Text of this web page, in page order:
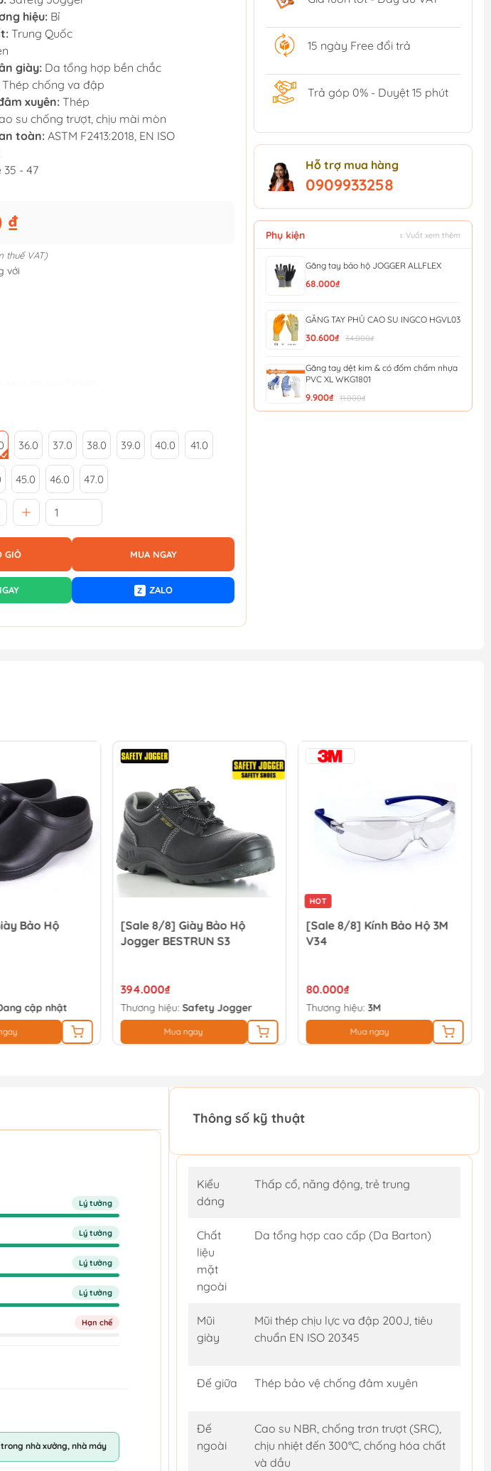
hiệu: Bỉ
Trung Quốc
giày: Da tổng hợp bền chắc
Thép chống va đập
xuyên: Thép
su chống trượt, chịu mài mòn
toàn:ASTM F2413:2018, EN ISO
35 - 47
₫
thuế VAT)
với
36.0 37.0 38.0 39.0 40.0 41.0
45.0 46.0 47.0
GIỎ MUA NGAY
Z ZALO
15 ngày Free đổi trả
Trả góp 0% - Duyệt 15 phút
Hỗ trợ mua hàng
0909933258
Phụ kiện ↕ Vuốt xem thêm
Găng tay bảo hộ JOGGER ALLFLEX
68.000₫
GĂNG TAY PHỦ CAO SU INGCO HGVL03
30.600₫ 34.000₫
Găng tay dệt kim & có đốm chấm nhựa
PVC XL WKG1801
9.900₫ 11.000₫
Bảo Hộ
cập nhật
[Sale 8/8] Giày Bảo Hộ
Jogger BESTRUN S3
394.000₫
Thương hiệu: Safety Jogger
Mua ngay
HOT
[Sale 8/8] Kính Bảo Hộ 3M
V34
80.000₫
Thương hiệu: 3M
Mua ngay
Lý tưởng
Lý tưởng
Lý tưởng
Lý tưởng
Hạn chế
nhà xưởng, nhà máy
Thông số kỹ thuật
Kiểu
dáng
Thấp cổ, năng động, trẻ trung
Chất
liệu
mặt
ngoài
Da tổng hợp cao cấp (Da Barton)
Mũi
giày
Mũi thép chịu lực va đập 200J, tiêu
chuẩn EN ISO 20345
Đế giữa Thép bảo vệ chống đâm xuyên
Đế
ngoài
Cao su NBR, chống trơn trượt (SRC),
chịu nhiệt đến 300°C, chống hóa chất
và dầu